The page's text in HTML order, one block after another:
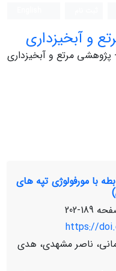
و آبخیزداری
مرتع و آبخیزداری
با مورفولوژی تپه‏ های
189-202
https://
ناصر مشهدی، هدی